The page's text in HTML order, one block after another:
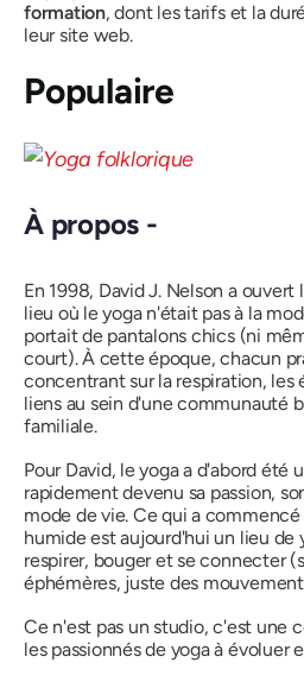
formation, dont les tarifs et la
leur site web.
Populaire
À propos -
En 1998, David J. Nelson a ouvert
lieu où le yoga n'était pas à la
portait de pantalons chics (ni
court). À cette époque, chacun
concentrant sur la respiration,
liens au sein d'une communauté
familiale.
Pour David, le yoga a d'abord été
rapidement devenu sa passion,
mode de vie. Ce qui a
humide est aujourd'hui un lieu de
respirer, bouger et se connecter
éphémères, juste des
Ce n'est pas un studio, c'est une
les passionnés de yogaà évoluer